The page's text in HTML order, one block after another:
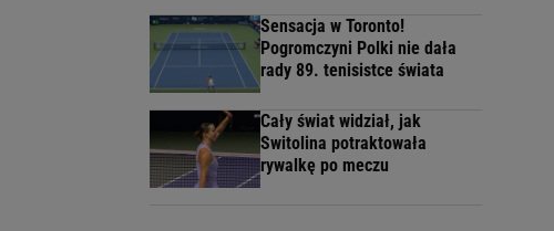
Sensacja w Toronto!
Pogromczyni Polki nie dała
rady 89. tenisistce świata
Cały świat widział, jak
Switolina potraktowała
rywalkę po meczu